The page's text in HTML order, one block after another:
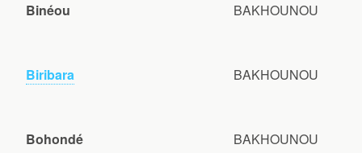
Binéou BAKHOUNOU
Biribara BAKHOUNOU
Bohondé BAKHOUNOU